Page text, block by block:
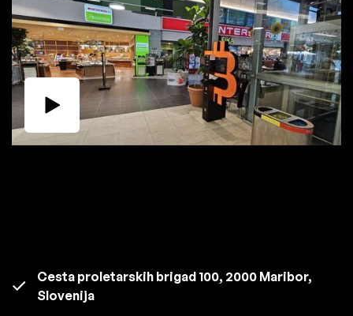
Cesta proletarskih brigad 100, 2000 Maribor,
Slovenija